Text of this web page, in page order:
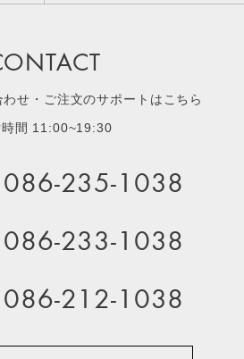
せ・ご注文のサポートはこちら
時間 11:00~19:30
086-235-1038
086-233-1038
086-212-1038